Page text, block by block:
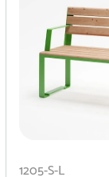
1205-S-L